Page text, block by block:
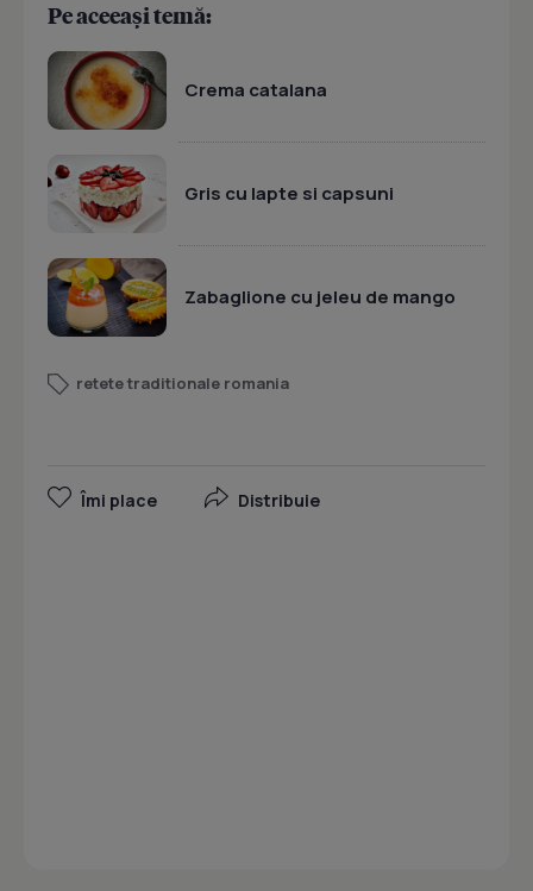
Pe aceeași temă:
Crema catalana
Gris cu lapte si capsuni
Zabaglione cu jeleu de mango
retete traditionale romania
Îmi place Distribuie